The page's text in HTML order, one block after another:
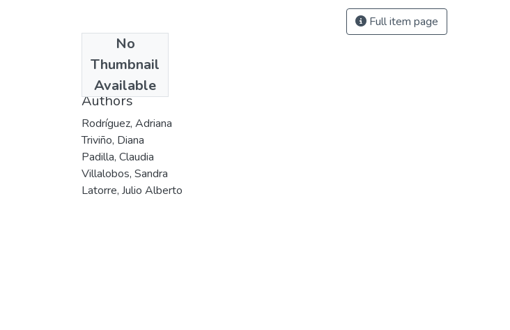
No
Thumbnail
Available
1998
Authors
Rodríguez, Adriana
Triviño, Diana
Padilla, Claudia
Villalobos, Sandra
Latorre, Julio Alberto
Full item page